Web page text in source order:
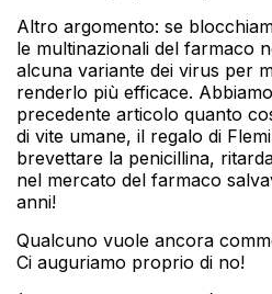
Altro argomento: se
le multinazionali del farmaco
alcuna variante dei virus per
renderlo più efficace.
precedente articolo quanto
di vite umane, il regalo di
brevettare la penicillina,
nel mercato del farmaco
anni!
Qualcuno vuole ancora
Ci auguriamo proprio di no!